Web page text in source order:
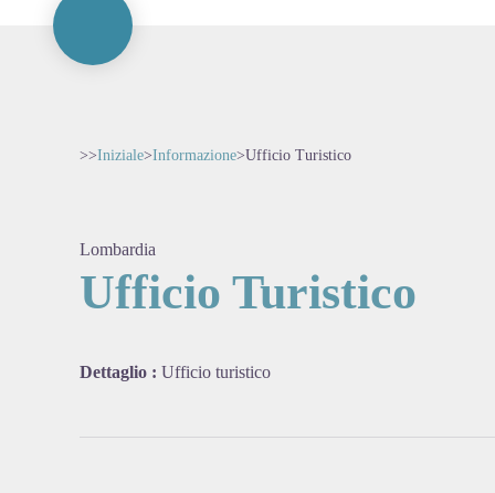
>>Iniziale>Informazione>Ufficio Turistico
Lombardia
Ufficio Turistico
Dettaglio : Ufficio turistico